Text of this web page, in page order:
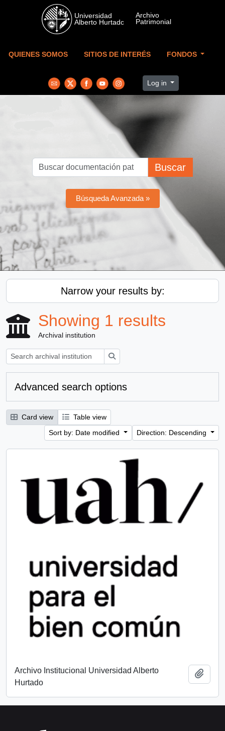
Skip to main content
QUIENES SOMOS SITIOS DE INTERÉS FONDOS
Log in
Buscar
Búsqueda Avanzada »
Narrow your results by:
Showing 1 results
Archival institution
Advanced search options
Card view
Table view
Sort by: Date modified
Direction: Descending
Archivo Institucional Universidad Alberto
Hurtado